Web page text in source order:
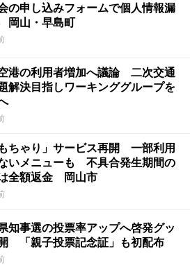
の申し込みフォームで個人情報漏
岡山・早島町
港の利用者増加へ議論 二次交通
解決目指しワーキンググループを
もちゃり」サービス再開 一部利用
いメニューも 不具合発生期間の
全額返金 岡山市
知事選の投票率アップへ啓発グッ
「親子投票記念証」も初配布